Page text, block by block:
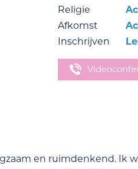
Religie
Afkomst
Inschrijven
en ruimdenkend. Ik